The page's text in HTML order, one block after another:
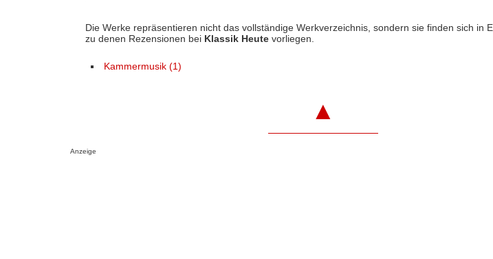
Die Werke repräsentieren nicht das vollständige Werkverzeichnis, sondern sie finden sich in
zu denen Rezensionen bei Klassik Heutevorliegen.
Kammermusik (1)
▲
Anzeige